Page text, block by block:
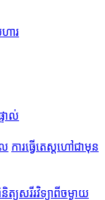
ារ
ទាល់
ការធ្វើតេស្តហៅជាមុន
ត្យសរីរវិទ្យាពីចម្ងាយ